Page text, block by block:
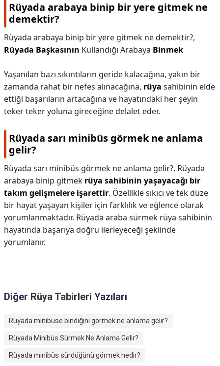
Rüyada arabaya binip bir yere gitmek ne
demektir?
Rüyada arabaya binip bir yere gitmek ne demektir?,
Rüyada Başkasının Kullandığı Arabaya Binmek
Yaşanılan bazı sıkıntıların geride kalacağına, yakın bir
zamanda rahat bir nefes alınacağına, rüya sahibinin elde
ettiği başarıların artacağına ve hayatındaki her şeyin
teker teker yoluna gireceğine delalet eder.
Rüyada sarı minibüs görmek ne anlama
gelir?
Rüyada sarı minibüs görmek ne anlama gelir?, Rüyada
arabaya binip gitmek rüya sahibinin yaşayacağı bir
takım gelişmelere işarettir. Özellikle sıkıcı ve tek düze
bir hayat yaşayan kişiler için farklılık ve eğlence olarak
yorumlanmaktadır. Rüyada araba sürmek rüya sahibinin
hayatında başarıya doğru ilerleyeceği şeklinde
yorumlanır.
Diğer Rüya Tabirleri Yazıları
Rüyada minibüse bindiğini görmek ne anlama gelir?
Rüyada Minibüs Sürmek Ne Anlama Gelir?
Rüyada minibüs sürdüğünü görmek nedir?